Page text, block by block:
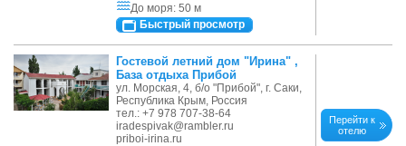
До моря: 50 м
Быстрый просмотр
Гостевой летний дом "Ирина" ,
База отдыха Прибой
ул. Морская, 4, б/о "Прибой", г. Саки,
Республика Крым, Россия
тел.: +7 978 707-38-64
iradespivak@rambler.ru
priboi-irina.ru
Перейти к
отелю